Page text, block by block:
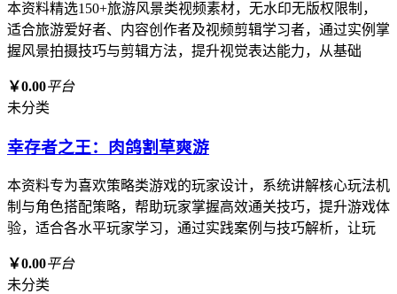
本资料精选150+旅游风景类视频素材，无水印无版权限制，
适合旅游爱好者、内容创作者及视频剪辑学习者，通过实例掌
握风景拍摄技巧与剪辑方法，提升视觉表达能力，从基础
￥0.00平台
未分类
幸存者之王：肉鸽割草爽游
本资料专为喜欢策略类游戏的玩家设计，系统讲解核心玩法机
制与角色搭配策略，帮助玩家掌握高效通关技巧，提升游戏体
验，适合各水平玩家学习，通过实践案例与技巧解析，让玩
￥0.00平台
未分类